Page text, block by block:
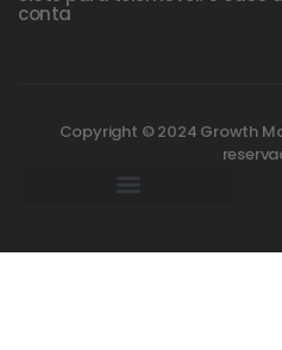
conta
Copyright © 2024 Growth